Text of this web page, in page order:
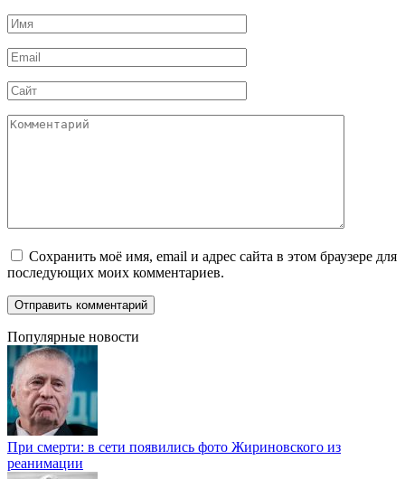
Имя
*
Email
*
Сайт
Комментарий
Сохранить моё имя, email и адрес сайта в этом браузере для
последующих моих комментариев.
Популярные новости
При смерти: в сети появились фото Жириновского из
реанимации